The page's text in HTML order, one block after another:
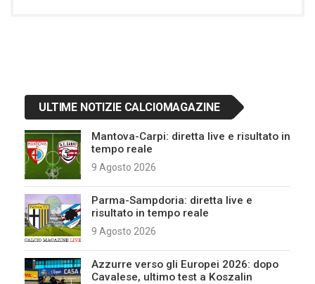
ULTIME NOTIZIE CALCIOMAGAZINE
Mantova-Carpi: diretta live e risultato in
tempo reale
9 Agosto 2026
Parma-Sampdoria: diretta live e
risultato in tempo reale
9 Agosto 2026
Azzurre verso gli Europei 2026: dopo
Cavalese, ultimo test a Koszalin